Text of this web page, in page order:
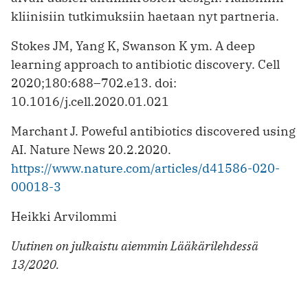
kliinisiin tutkimuksiin haetaan nyt partneria.
Stokes JM, Yang K, Swanson K ym. A deep
learning approach to antibiotic discovery. Cell
2020;180:688–702.e13. doi:
10.1016/j.cell.2020.01.021
Marchant J. Poweful antibiotics discovered using
AI. Nature News 20.2.2020.
https://www.nature.com/articles/d41586-020-
00018-3
Heikki Arvilommi
Uutinen on julkaistu aiemmin Lääkärilehdessä
13/2020.